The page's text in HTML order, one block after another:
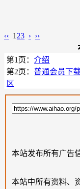
‹‹ 1 23 › ››
第1页： 介绍
第2页： 普通会员下
区
本站发布所有广告
本站中所有资料、